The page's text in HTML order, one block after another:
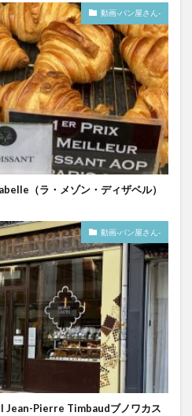
動画-パン屋さん-
（ラ・メゾン・ディザベル）
動画-パン屋さん-
Pierre Timbaudブノワカス